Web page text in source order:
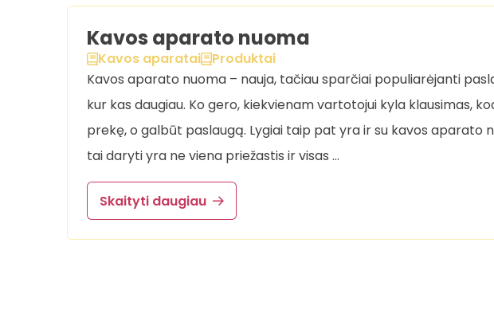
Kavos aparato nuoma
Kavos aparatai
Produktai
Kavos aparato nuoma – nauja, tačiau sparčiai populiarėjanti
kur kas daugiau. Ko gero, kiekvienam vartotojui kyla klausimas,
prekę, o galbūt paslaugą. Lygiai taip pat yra ir su kavos aparato
tai daryti yra ne viena priežastis ir visas …
Skaityti daugiau